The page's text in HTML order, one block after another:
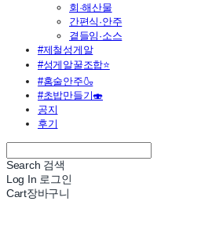
회·해산물
간편식·안주
곁들임·소스
#제철성게알
#성게알꿀조합⭐
#홈술안주🍶
#초밥만들기🍣
공지
후기
Search 검색
Log In 로그인
Cart장바구니